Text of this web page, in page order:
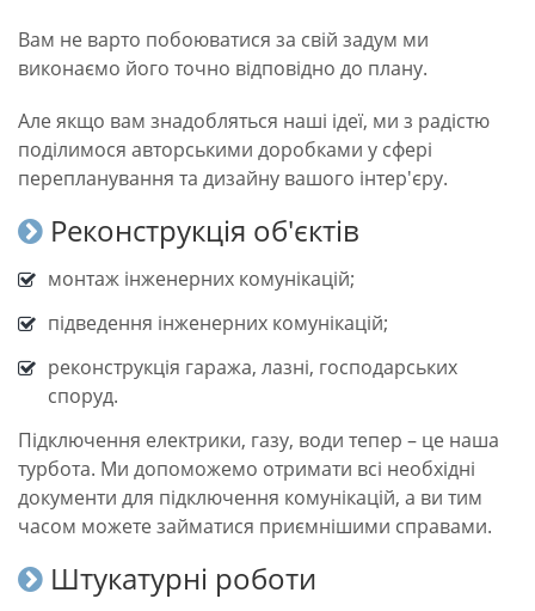
Вам не варто побоюватися за свій задум ми
виконаємо його точно відповідно до плану.
Але якщо вам знадобляться наші ідеї, ми з радістю
поділимося авторськими доробками у сфері
перепланування та дизайну вашого інтер'єру.
Реконструкція об'єктів
монтаж інженерних комунікацій;
підведення інженерних комунікацій;
реконструкція гаража, лазні, господарських
споруд.
Підключення електрики, газу, води тепер – це наша
турбота. Ми допоможемо отримати всі необхідні
документи для підключення комунікацій, а ви тим
часом можете займатися приємнішими справами.
Штукатурні роботи